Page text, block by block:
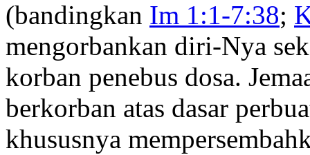
(bandingkan Im 1:1-7:38;
mengorbankan diri-Nya
korban penebus dosa.
berkorban atas dasar
khususnya